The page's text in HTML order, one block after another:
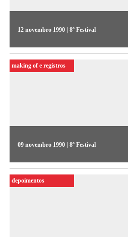
12 novembro 1990 | 8º Festival
No 4º dia do Videjornal, destaque
público sobre os vídeos da
internacionais, entre eles o curador
09 novembro 1990 | 8º Festival
Marina Abs e Roberto Berliner
1990. O 1º dia revelou uma
conquistas da produção independente
making of e registros
depoimentos